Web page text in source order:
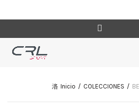
Inicio COLECCIONES